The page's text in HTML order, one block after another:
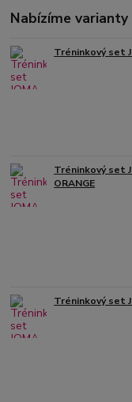
Nabízíme varianty
Tréninkový set
Tréninkový set
ORANGE
Tréninkový set